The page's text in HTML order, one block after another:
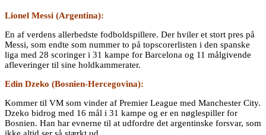
Lionel Messi (Argentina):
En af verdens allerbedste fodboldspillere. Der hviler et stort pres på
Messi, som endte som nummer to på topscorerlisten i den spanske
liga med 28 scoringer i 31 kampe for Barcelona og 11 målgivende
afleveringer til sine holdkammerater.
Edin Dzeko (Bosnien-Hercegovina):
Kommer til VM som vinder af Premier League med Manchester City.
Dzeko bidrog med 16 mål i 31 kampe og er en nøglespiller for
Bosnien. Han har evnerne til at udfordre det argentinske forsvar, som